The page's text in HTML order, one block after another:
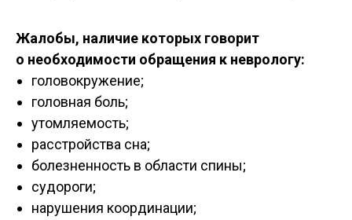
Жалобы, наличие которых говорит
о необходимости обращения к неврологу:
головокружение;
головная боль;
утомляемость;
расстройства сна;
болезненность в области спины;
судороги;
нарушения координации;